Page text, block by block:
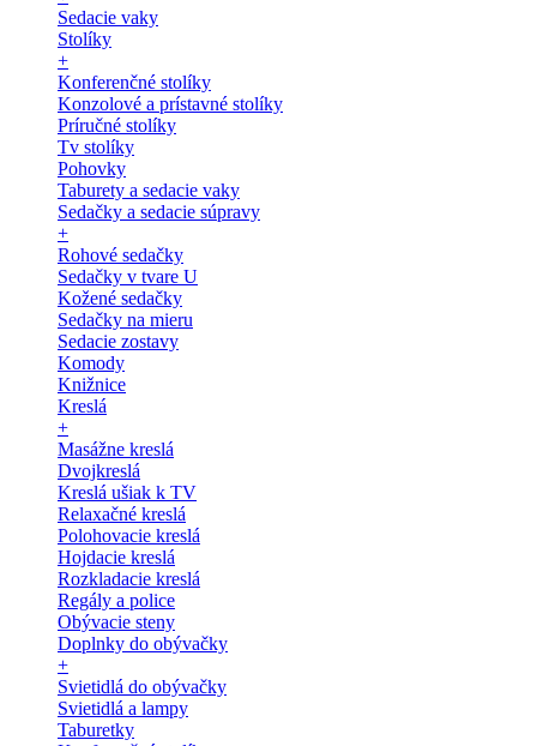
Sedacie vaky
Stolíky
+
Konferenčné stolíky
Konzolové a prístavné stolíky
Príručné stolíky
Tv stolíky
Pohovky
Taburety a sedacie vaky
Sedačky a sedacie súpravy
+
Rohové sedačky
Sedačky v tvare U
Kožené sedačky
Sedačky na mieru
Sedacie zostavy
Komody
Knižnice
Kreslá
+
Masážne kreslá
Dvojkreslá
Kreslá ušiak k TV
Relaxačné kreslá
Polohovacie kreslá
Hojdacie kreslá
Rozkladacie kreslá
Regály a police
Obývacie steny
Doplnky do obývačky
+
Svietidlá do obývačky
Svietidlá a lampy
Taburetky